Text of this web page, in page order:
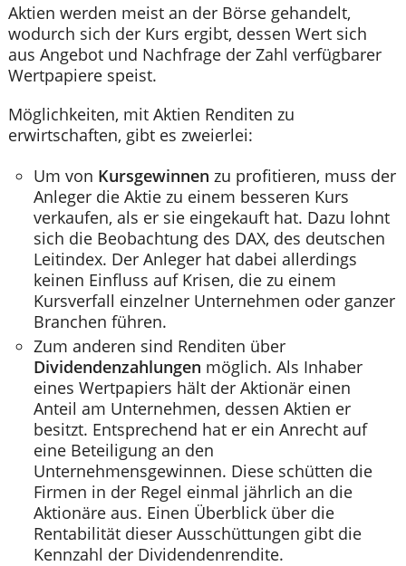
Aktien werden meist an der Börse gehandelt,
wodurch sich der Kurs ergibt, dessen Wert sich
aus Angebot und Nachfrage der Zahl verfügbarer
Wertpapiere speist.
Möglichkeiten, mit Aktien Renditen zu
erwirtschaften, gibt es zweierlei:
Um von Kursgewinnen zu profitieren, muss der
Anleger die Aktie zu einem besseren Kurs
verkaufen, als er sie eingekauft hat. Dazu lohnt
sich die Beobachtung des DAX, des deutschen
Leitindex. Der Anleger hat dabei allerdings
keinen Einfluss auf Krisen, die zu einem
Kursverfall einzelner Unternehmen oder ganzer
Branchen führen.
Zum anderen sind Renditen über
Dividendenzahlungen möglich. Als Inhaber
eines Wertpapiers hält der Aktionär einen
Anteil am Unternehmen, dessen Aktien er
besitzt. Entsprechend hat er ein Anrecht auf
eine Beteiligung an den
Unternehmensgewinnen. Diese schütten die
Firmen in der Regel einmal jährlich an die
Aktionäre aus. Einen Überblick über die
Rentabilität dieser Ausschüttungen gibt die
Kennzahl der Dividendenrendite.